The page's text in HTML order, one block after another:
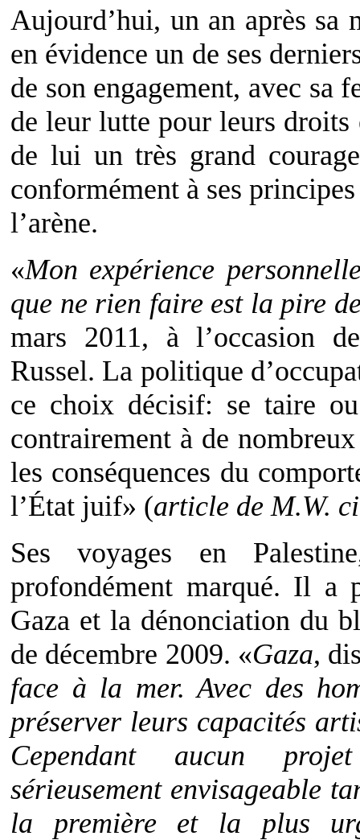
Aujourd’hui, un an après sa
en évidence un de ses
de son engagement, avec sa
de leur lutte pour leurs
de lui un très grand
conformément à ses
l’arène.
«Mon expérience
que ne rien faire est la pire
mars 2011, à l’occasion
Russel. La politique
ce choix décisif: se taire
contrairement à de
les conséquences du
l’État juif» (article de M.W.
Ses voyages en
profondément marqué. Il a
Gaza et la dénonciation du
de décembre 2009. «Gaza,
face à la mer. Avec des
préserver leurs capacités
Cependant aucun
sérieusement envisageable
la première et la plus